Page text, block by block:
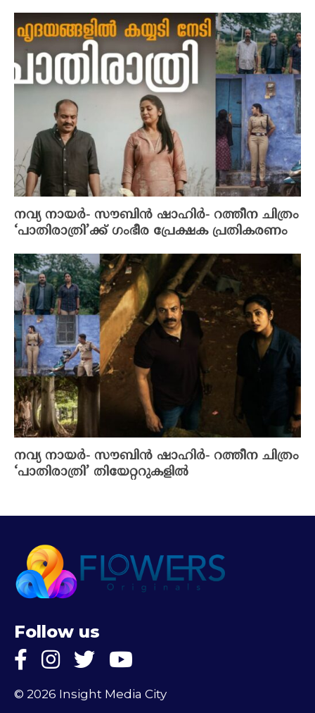
നവ്യ നായർ- സൗബിൻ ഷാഹിർ- റത്തീന ചിത്രം
‘പാതിരാത്രി’ക്ക് ഗംഭീര പ്രേക്ഷക പ്രതികരണം
നവ്യ നായർ- സൗബിൻ ഷാഹിർ- റത്തീന ചിത്രം
‘പാതിരാത്രി’ തിയേറ്ററുകളിൽ
Follow us
© 2026 Insight Media City